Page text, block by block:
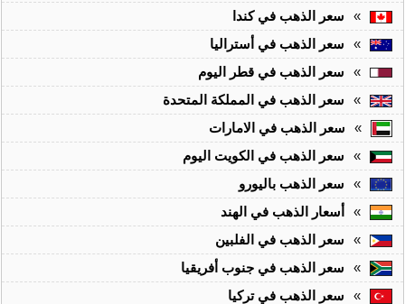
»
سعر الذهب في كندا
»
سعر الذهب في أستراليا
»
سعر الذهب في قطر اليوم
»
سعر الذهب في المملكة المتحدة
»
سعر الذهب في الامارات
»
سعر الذهب في الكويت اليوم
»
سعر الذهب باليورو
»
أسعار الذهب في الهند
»
سعر الذهب في الفلبين
»
سعر الذهب في جنوب أفريقيا
»
سعر الذهب في تركيا